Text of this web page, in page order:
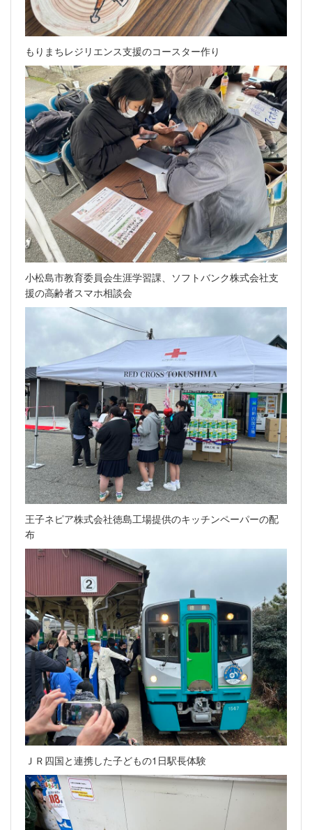
もりまちレジリエンス支援のコースター作り
小松島市教育委員会生涯学習課、ソフトバンク株式会社支
援の高齢者スマホ相談会
王子ネピア株式会社徳島工場提供のキッチンペーパーの配
布
ＪＲ四国と連携した子どもの1日駅長体験